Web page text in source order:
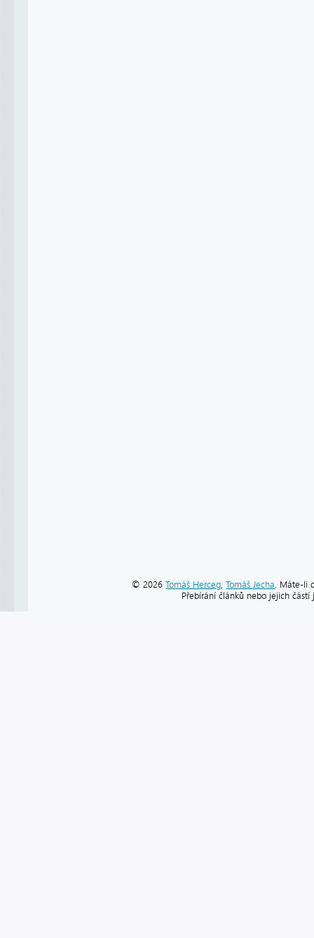
© 2026Tomáš Herceg,Tomáš Jecha. Máte-li
Přebírání článků nebo jejich